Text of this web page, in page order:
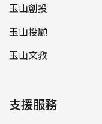
玉山創投
玉山投顧
玉山文教
支援服務